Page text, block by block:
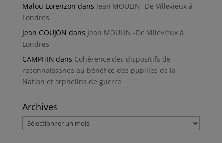
Malou Lorenzon dans Jean MOULIN -De Villevieux à
Londres
Jean GOUJON dans Jean MOULIN -De Villevieux à
Londres
CAMPHIN dans Cohérence des dispositifs de
reconnaissance au bénéfice des pupilles de la
Nation et orphelins de guerre
Archives
Archives